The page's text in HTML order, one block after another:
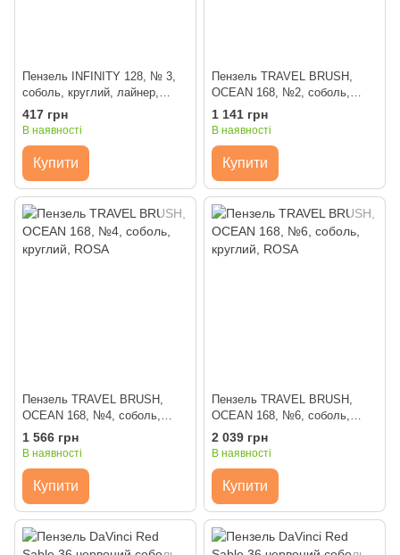
Пензель INFINITY 128, № 3,
соболь, круглий, лайнер,
ROSA
417 грн
В наявності
Купити
Пензель TRAVEL BRUSH,
OCEAN 168, №2, соболь,
круглий, ROSA
1 141 грн
В наявності
Купити
Пензель TRAVEL BRUSH,
OCEAN 168, №4, соболь,
круглий, ROSA
1 566 грн
В наявності
Купити
Пензель TRAVEL BRUSH,
OCEAN 168, №6, соболь,
круглий, ROSA
2 039 грн
В наявності
Купити